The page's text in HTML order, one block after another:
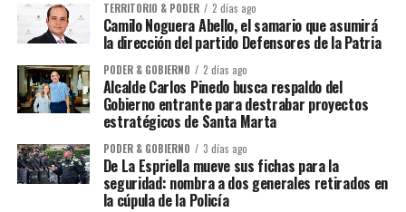
TERRITORIO & PODER 2 días ago
Camilo Noguera Abello, el samario que asumirá
la dirección del partido Defensores de la Patria
PODER & GOBIERNO 2 días ago
Alcalde Carlos Pinedo busca respaldo del
Gobierno entrante para destrabar proyectos
estratégicos de Santa Marta
PODER & GOBIERNO 3 días ago
De La Espriella mueve sus fichas para la
seguridad: nombra a dos generales retirados en
la cúpula de la Policía